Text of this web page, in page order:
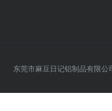
东莞市麻豆日记铝制品有限